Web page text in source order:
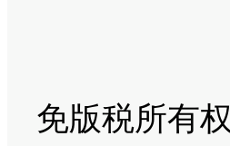
免版税所有权